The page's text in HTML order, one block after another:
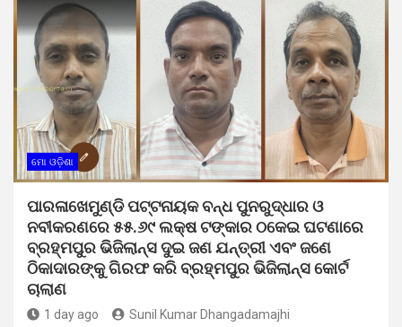
ମୋ ଓଡ଼ିଶା
ପାରଳାଖେମୁଣ୍ଡି ପଟ୍ଟନାୟକ ବନ୍ଧ ପୁନରୁଦ୍ଧାର ଓ
ନବୀକରଣରେ ୫୫.୬୯ ଲକ୍ଷ ଟଙ୍କାର ଠକେଇ ଘଟଣାରେ
ବ୍ରହ୍ମପୁର ଭିଜିଲାନ୍ସ ଦୁଇ ଜଣ ଯନ୍ତ୍ରୀ ଏବଂ ଜଣେ
ଠିକାଦାରଙ୍କୁ ଗିରଫ କରି ବ୍ରହ୍ମପୁର ଭିଜିଲାନ୍ସ କୋର୍ଟ
ଚାଲାଣ
1 day ago Sunil Kumar Dhangadamajhi